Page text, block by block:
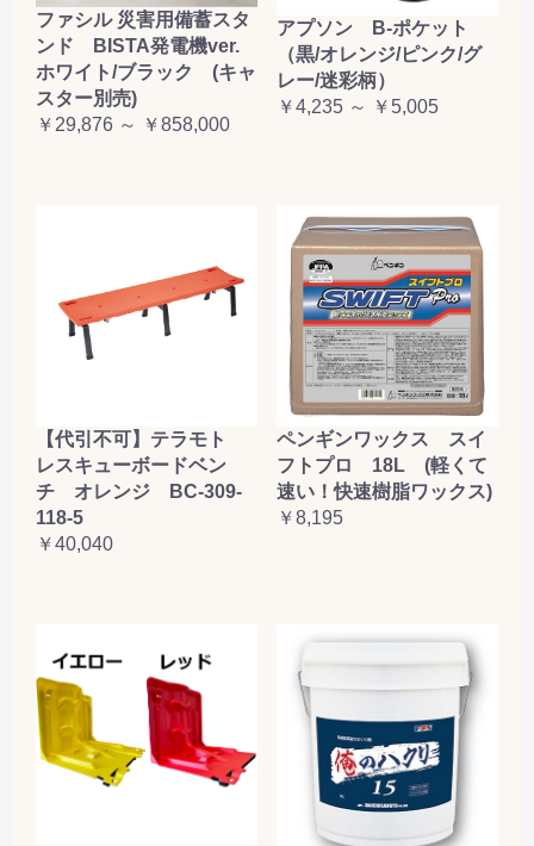
ファシル 災害用備蓄スタ
ンド BISTA発電機ver.
ホワイト/ブラック (キャ
スター別売)
￥29,876 ～ ￥858,000
アプソン B-ポケット
（黒/オレンジ/ピンク/グ
レー/迷彩柄）
￥4,235 ～ ￥5,005
【代引不可】テラモト
レスキューボードベン
チ オレンジ BC-309-
118-5
￥40,040
ペンギンワックス スイ
フトプロ 18L (軽くて
速い！快速樹脂ワックス)
￥8,195